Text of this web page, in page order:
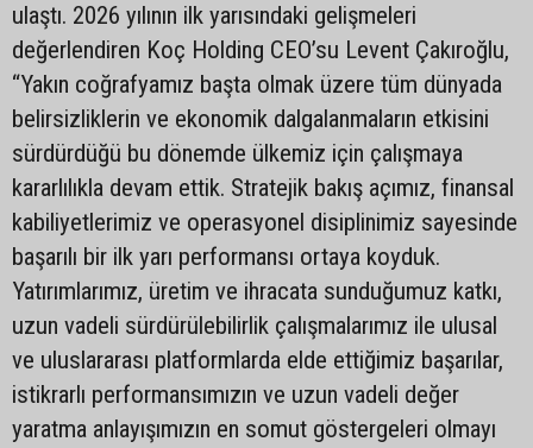
ulaştı. 2026 yılının ilk yarısındaki gelişmeleri
değerlendiren Koç Holding CEO’su Levent Çakıroğlu,
“Yakın coğrafyamız başta olmak üzere tüm dünyada
belirsizliklerin ve ekonomik dalgalanmaların etkisini
sürdürdüğü bu dönemde ülkemiz için çalışmaya
kararlılıkla devam ettik. Stratejik bakış açımız, finansal
kabiliyetlerimiz ve operasyonel disiplinimiz sayesinde
başarılı bir ilk yarı performansı ortaya koyduk.
Yatırımlarımız, üretim ve ihracata sunduğumuz katkı,
uzun vadeli sürdürülebilirlik çalışmalarımız ile ulusal
ve uluslararası platformlarda elde ettiğimiz başarılar,
istikrarlı performansımızın ve uzun vadeli değer
yaratma anlayışımızın en somut göstergeleri olmayı